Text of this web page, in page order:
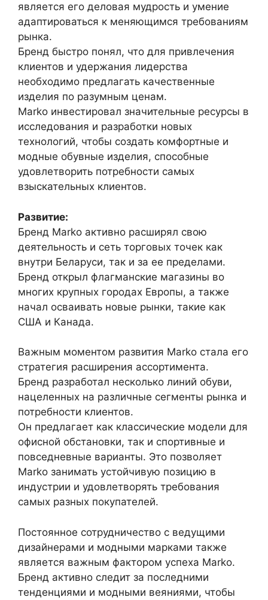
является его деловая мудрость и умение
адаптироваться к меняющимся требованиям
рынка.
Бренд быстро понял, что для привлечения
клиентов и удержания лидерства
необходимо предлагать качественные
изделия по разумным ценам.
Marko инвестировал значительные ресурсы в
исследования и разработки новых
технологий, чтобы создать комфортные и
модные обувные изделия, способные
удовлетворить потребности самых
взыскательных клиентов.
Развитие:
Бренд Marko активно расширял свою
деятельность и сеть торговых точек как
внутри Беларуси, так и за ее пределами.
Бренд открыл флагманские магазины во
многих крупных городах Европы, а также
начал осваивать новые рынки, такие как
США и Канада.
Важным моментом развития Marko стала его
стратегия расширения ассортимента.
Бренд разработал несколько линий обуви,
нацеленных на различные сегменты рынка и
потребности клиентов.
Он предлагает как классические модели для
офисной обстановки, так и спортивные и
повседневные варианты. Это позволяет
Marko занимать устойчивую позицию в
индустрии и удовлетворять требования
самых разных покупателей.
Постоянное сотрудничество с ведущими
дизайнерами и модными марками также
является важным фактором успеха Marko.
Бренд активно следит за последними
тенденциями и модными веяниями, чтобы